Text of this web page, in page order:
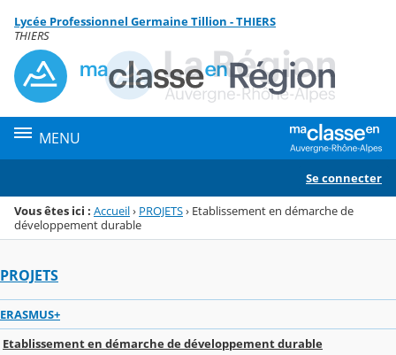
Menu de la rubrique
Contenu
Lycée Professionnel Germaine Tillion - THIERS
THIERS
MENU
Se connecter
Vous êtes ici : Accueil› PROJETS› Etablissement en démarche de
développement durable
PROJETS
ERASMUS+
Etablissement en démarche de développement durable